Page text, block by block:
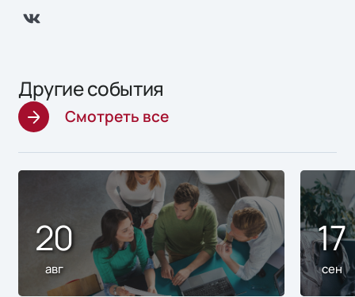
Другие события
Смотреть все
20
авг
17
сен